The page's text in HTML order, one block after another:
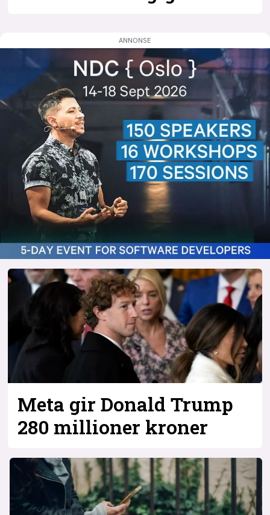
Meta gir Donald Trump
280 millioner kroner
mørk modus
nyhetsbrev
kode24-klubben
LinkedIn
Bluesky
Facebook
annonsepriser
annonseguide
suksesshistorier
Bli firmapartner